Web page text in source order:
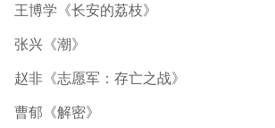
王博学《长安的荔枝》
张兴《潮》
赵非《志愿军：存亡之战》
曹郁《解密》